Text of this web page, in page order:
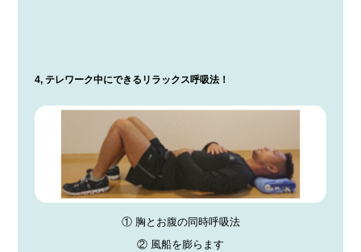
4, テレワーク中にできるリラックス呼吸法！
① 胸とお腹の同時呼吸法
② 風船を膨らます